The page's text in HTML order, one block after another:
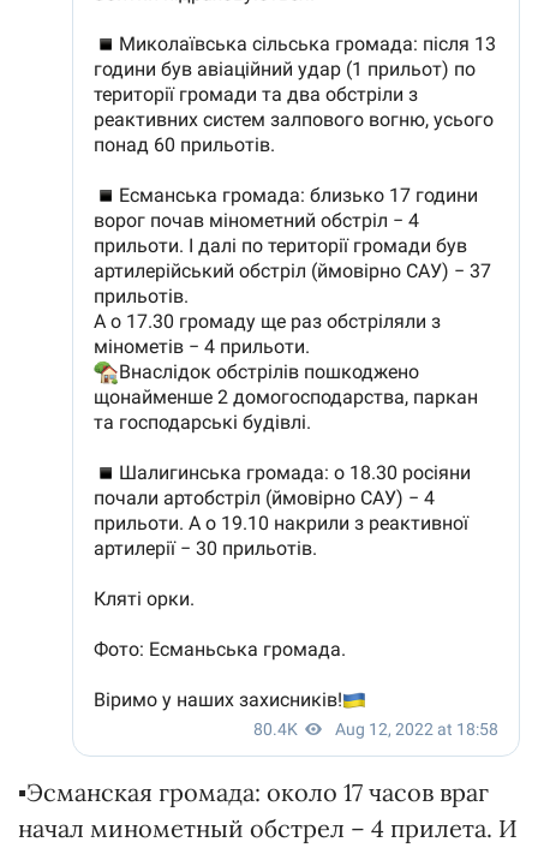
▪️Эсманская громада: около 17 часов враг
начал минометный обстрел – 4 прилета. И